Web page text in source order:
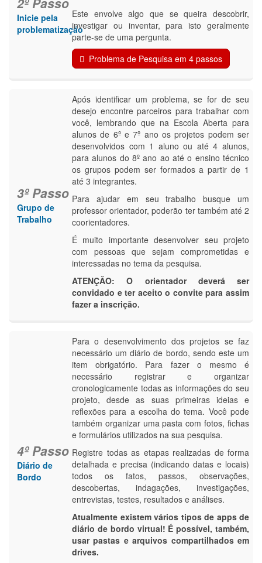
Inicie pela
problematização
Este envolve algo que se queira descobrir,
investigar ou inventar, para isto geralmente
parte-se de uma pergunta.
Problema de Pesquisa em 4 passos
3º Passo
Grupo de
Trabalho
Após identificar um problema, se for de seu
desejo encontre parceiros para trabalhar com
você, lembrando que na Escola Aberta para
alunos de 6º e 7º ano os projetos podem ser
desenvolvidos com 1 aluno ou até 4 alunos,
para alunos do 8º ano ao até o ensino técnico
os grupos podem ser formados a partir de 1
até 3 integrantes.
Para ajudar em seu trabalho busque um
professor orientador, poderão ter também até 2
coorientadores.
É muito importante desenvolver seu projeto
com pessoas que sejam comprometidas e
interessadas no tema da pesquisa.
ATENÇÃO: O orientador deverá ser
convidado e ter aceito o convite para assim
fazer a inscrição.
4º Passo
Diário de
Bordo
Para o desenvolvimento dos projetos se faz
necessário um diário de bordo, sendo este um
item obrigatório. Para fazer o mesmo é
necessário registrar e organizar
cronologicamente todas as informações do seu
projeto, desde as suas primeiras ideias e
reflexões para a escolha do tema. Você pode
também organizar uma pasta com fotos, fichas
e formulários utilizados na sua pesquisa.
Registre todas as etapas realizadas de forma
detalhada e precisa (indicando datas e locais)
todos os fatos, passos, observações,
descobertas, indagações, investigações,
entrevistas, testes, resultados e análises.
Atualmente existem vários tipos de apps de
diário de bordo virtual! É possível, também,
usar pastas e arquivos compartilhados em
drives.